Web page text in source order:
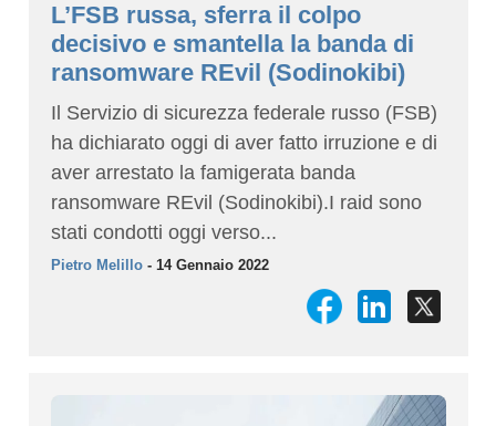
L’FSB russa, sferra il colpo
decisivo e smantella la banda di
ransomware REvil (Sodinokibi)
Il Servizio di sicurezza federale russo (FSB)
ha dichiarato oggi di aver fatto irruzione e di
aver arrestato la famigerata banda
ransomware REvil (Sodinokibi).I raid sono
stati condotti oggi verso...
Pietro Melillo- 14 Gennaio 2022